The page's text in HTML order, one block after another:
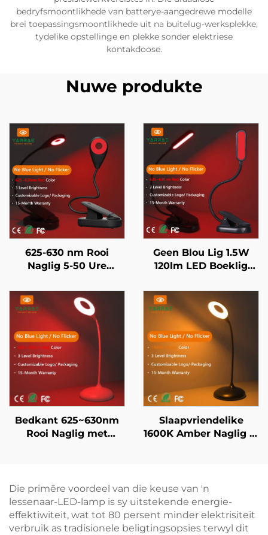
bedryfsmoontlikhede van batterye-aangedrewe modelle
brei toepassingsmoontlikhede uit na buitelug-werksplekke,
tydelike opstellinge en plekke sonder elektriese
kontakdoose.
Nuwe produkte
625-630 nm Rooi
Naglig 5-50 Ure
Instellings Swart
Liggaam Vinnige 1-Uur
USB Herlaai
Geen Blou Lig 1.5W
120lm LED Boeklig
nm Rooikleur 3 Vlakke
Heldertste Leeslig
Swart Liggaam
Bedkant 625~630nm
Rooi Naglig met
Ure Draadloos Gebruik
Slaapvriendelike
1600K Amber Naglig in
Herlaaibare Battery
Die primêre voordeel van die keuse van 'n
lessenaar-LED-lamp is sy uitstekende energie-
effektiwiteit, wat tot 80 persent minder elektrisiteit
verbruik as tradisionele beligtingsopsies terwyl dit